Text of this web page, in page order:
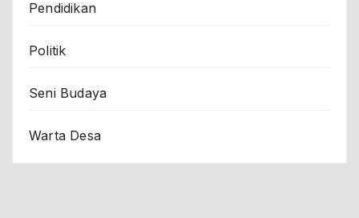
Pendidikan
Politik
Seni Budaya
Warta Desa